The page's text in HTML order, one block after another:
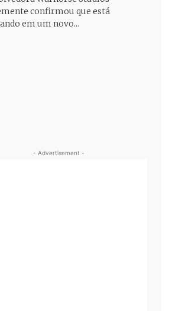
confirmou que está
em um novo...
- Advertisement -